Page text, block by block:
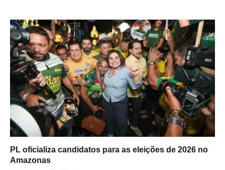
PL oficializa candidatos para as eleições de 2026 no
Amazonas